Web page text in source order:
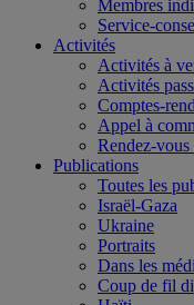
Membres
Service-
Activités
Activités à
Activités
Comptes-
Appel à
Rendez-
Publications
Toutes les
Israël-Gaza
Ukraine
Portraits
Dans les
Coup de fil